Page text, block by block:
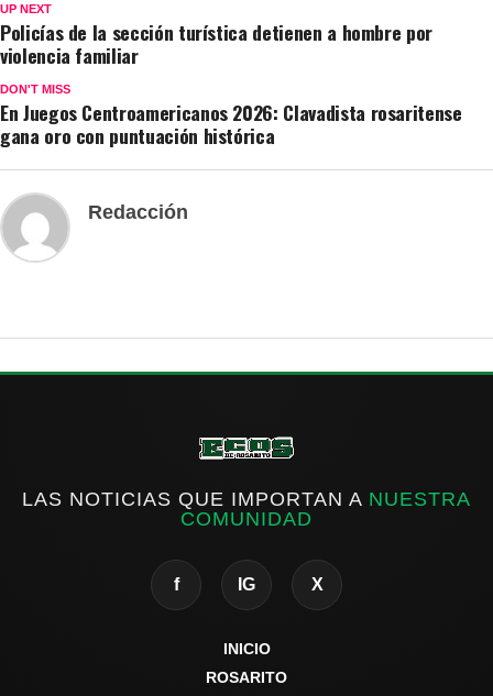
UP NEXT
Policías de la sección turística detienen a hombre por
violencia familiar
DON'T MISS
En Juegos Centroamericanos 2026: Clavadista rosaritense
gana oro con puntuación histórica
Redacción
LAS NOTICIAS QUE IMPORTAN A NUESTRA
COMUNIDAD
f IG X
INICIO
ROSARITO